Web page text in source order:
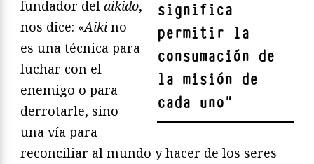
significa
permitir la
consumación de
la misión de
cada uno"
fundador del aikido,
nos dice: «Aiki no
es una técnica para
luchar con el
enemigo o para
derrotarle, sino
una vía para
reconciliar al mundo y hacer de los seres